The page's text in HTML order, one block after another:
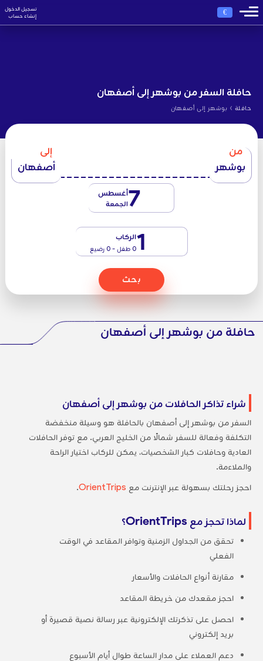
€
تسجيل الدخول
إنشاء حساب
حافلة السفر من بوشهر إلى أصفهان
حافلة › بوشهر إلى أصفهان
من
بوشهر
إلى
أصفهان
7أغسطس
الجمعة
1الركاب
0 طفل - 0 رضيع
بحث
حافلة من بوشهر إلى أصفهان
شراء تذاكر الحافلات من بوشهر إلى أصفهان
السفر من بوشهر إلى أصفهان بالحافلة هو وسيلة منخفضة
التكلفة وفعالة للسفر شمالًا من الخليج العربي. مع توفر الحافلات
العادية وحافلات كبار الشخصيات، يمكن للركاب اختيار الراحة
والملاءمة.
احجز رحلتك بسهولة عبر الإنترنت مع OrientTrips
.
لماذا تحجز مع OrientTrips؟
تحقق من الجداول الزمنية وتوافر المقاعد في الوقت
الفعلي
مقارنة أنواع الحافلات والأسعار
احجز مقعدك من خريطة المقاعد
احصل على تذكرتك الإلكترونية عبر رسالة نصية قصيرة أو
بريد إلكتروني
دعم العملاء على مدار الساعة طوال أيام الأسبوع